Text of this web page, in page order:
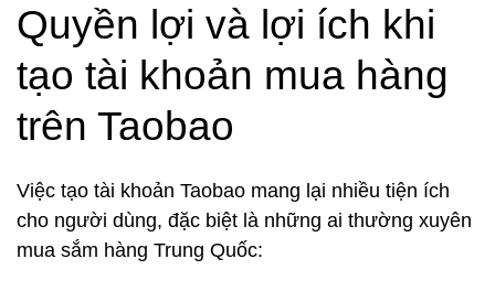
Quyền lợi và lợi ích khi
tạo tài khoản mua hàng
trên Taobao
Việc tạo tài khoản Taobao mang lại nhiều tiện ích
cho người dùng, đặc biệt là những ai thường xuyên
mua sắm hàng Trung Quốc: